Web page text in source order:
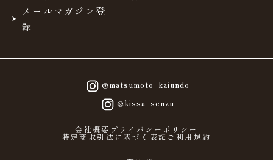
メールマガジン登
録
@matsumoto_kaiundo
@kissa_senzu
会社概要 プライバシーポリシー
特定商取引法に基づく表記 ご利用規約